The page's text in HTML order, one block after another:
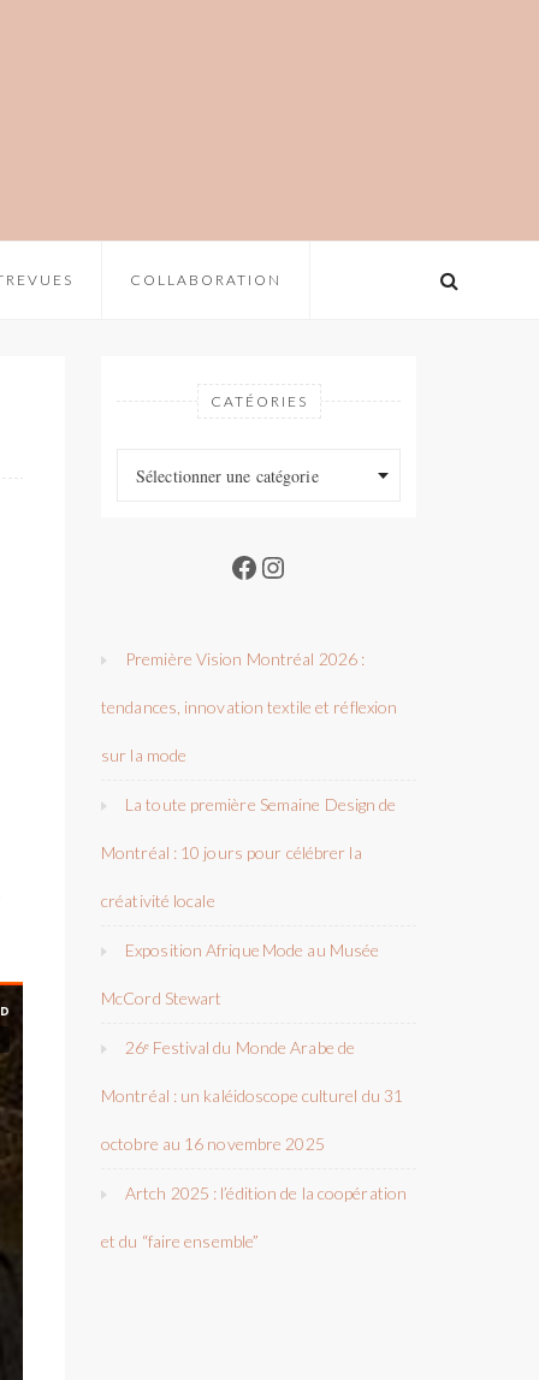
COLLABORATION
CATÉORIES
Sélectionner une catégorie
Facebook
Instagram
Première Vision Montréal 2026 :
tendances, innovation textile et réflexion
sur la mode
La toute première Semaine Design de
Montréal : 10 jours pour célébrer la
créativité locale
Exposition Afrique Mode au Musée
McCord Stewart
26ᵉ Festival du Monde Arabe de
Montréal : un kaléidoscope culturel du 31
octobre au 16 novembre 2025
Artch 2025 : l’édition de la coopération
et du “faire ensemble”